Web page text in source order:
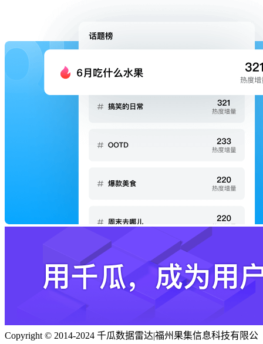
Copyright © 2014-2024 千瓜数据雷达|福州果集信息科技有限公